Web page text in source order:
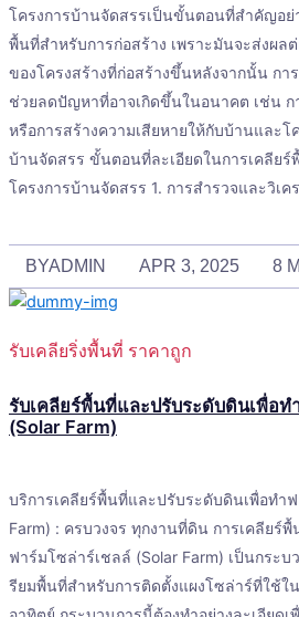
โครงการบ้านจัดสรรเป็นขั้นตอนที่สำคัญอย่
พื้นที่สำหรับการก่อสร้าง เพราะมันจะส่งผล
ของโครงสร้างที่ก่อสร้างขึ้นหลังจากนั้น ก
ช่วยลดปัญหาที่อาจเกิดขึ้นในอนาคต เช่น
หรือการสร้างความเสียหายให้กับบ้านและโ
บ้านจัดสรร ขั้นตอนที่ละเอียดในการเคลีย
โครงการบ้านจัดสรร 1. การสำรวจและวิเ
BYADMIN APR 3, 2025 8
รับเคลียริ่งพื้นที่ ราคาถูก
รับเคลียร์พื้นที่และปรับระดับดินเพื่อท
(Solar Farm)
บริการเคลียร์พื้นที่และปรับระดับดินเพื่อทำ
Farm) : ครบวงจร ทุกงานที่ดิน การเคลียร์
ฟาร์มโซล่าร์เชลล์ (Solar Farm) เป็นกระ
รียมพื้นที่สำหรับการติดตั้งแผงโซล่าร์ที่ใช้ใ